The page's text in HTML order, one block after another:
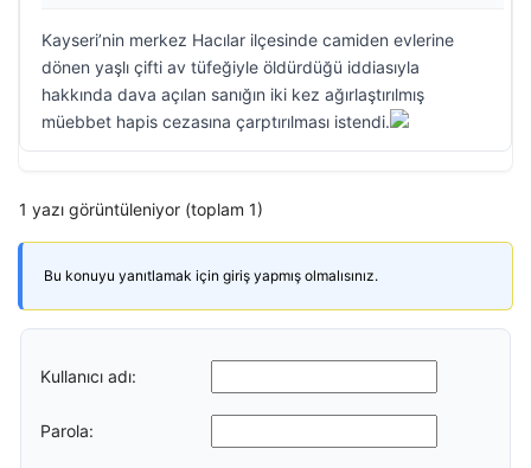
Kayseri’nin merkez Hacılar ilçesinde camiden evlerine
dönen yaşlı çifti av tüfeğiyle öldürdüğü iddiasıyla
hakkında dava açılan sanığın iki kez ağırlaştırılmış
müebbet hapis cezasına çarptırılması istendi.
1 yazı görüntüleniyor (toplam 1)
Bu konuyu yanıtlamak için giriş yapmış olmalısınız.
Kullanıcı adı:
Parola: